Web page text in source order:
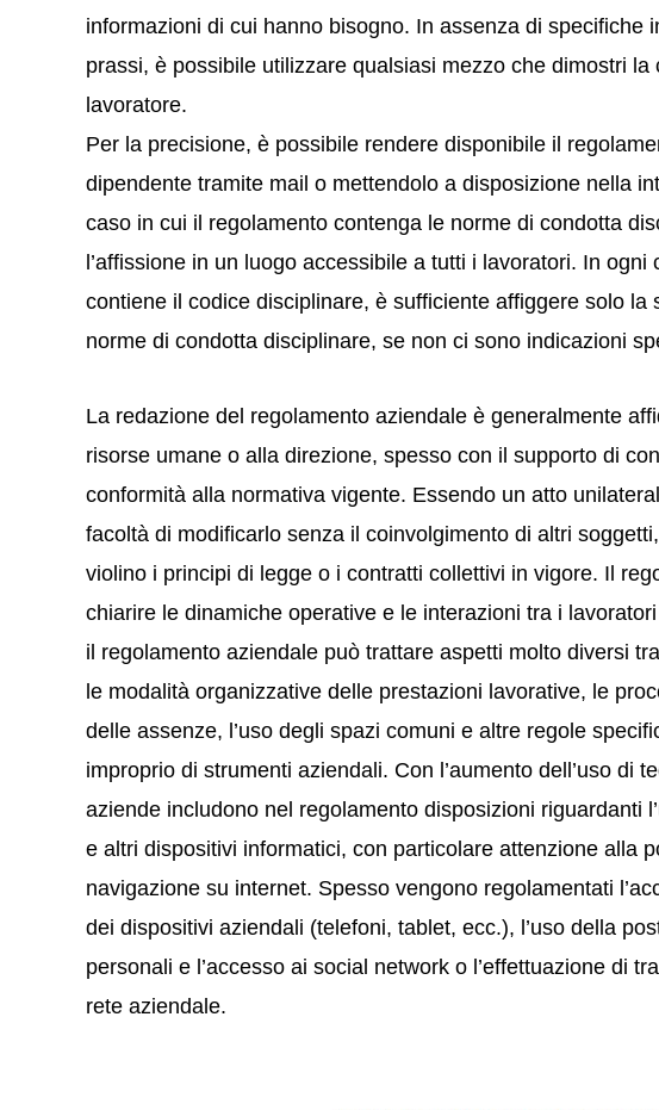
informazioni di cui hanno bisogno. In assenza di specifiche
prassi, è possibile utilizzare qualsiasi mezzo che dimostri la
lavoratore.
Per la precisione, è possibile rendere disponibile il
dipendente tramite mail o mettendolo a disposizione nella
caso in cui il regolamento contenga le norme di condotta
l’affissione in un luogo accessibile a tutti i lavoratori. In
contiene il codice disciplinare, è sufficiente affiggere solo la
norme di condotta disciplinare, se non ci sono indicazioni
La redazione del regolamento aziendale è generalmente
risorse umane o alla direzione, spesso con il supporto di
conformità alla normativa vigente. Essendo un atto
facoltà di modificarlo senza il coinvolgimento di altri
violino i principi di legge o i contratti collettivi in vigore. Il
chiarire le dinamiche operative e le interazioni tra i
il regolamento aziendale può trattare aspetti molto diversi
le modalità organizzative delle prestazioni lavorative, le
delle assenze, l’uso degli spazi comuni e altre regole
improprio di strumenti aziendali. Con l’aumento dell’uso di
aziende includono nel regolamento disposizioni riguardanti
e altri dispositivi informatici, con particolare attenzione alla
navigazione su internet. Spesso vengono regolamentati
dei dispositivi aziendali (telefoni, tablet, ecc.), l’uso della
personali e l’accesso ai social network o l’effettuazione di
rete aziendale.